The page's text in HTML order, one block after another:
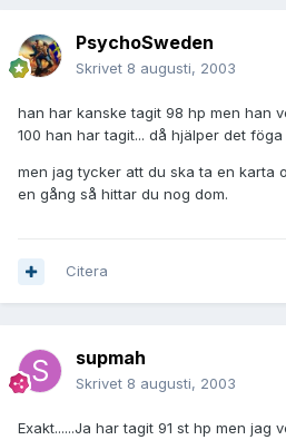
PsychoSweden
Skrivet 8 augusti, 2003
han har kanske tagit 98 hp men han
100 han har tagit... då hjälper det
men jag tycker att du ska ta en karta
en gång så hittar du nog dom.
Citera
supmah
Skrivet 8 augusti, 2003
Exakt......Ja har tagit 91 st hp men jag